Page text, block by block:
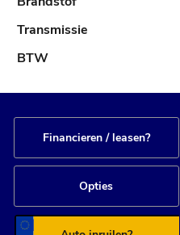
Financieren / leasen?
Opties